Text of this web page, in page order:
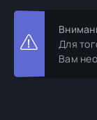
Для
Вам